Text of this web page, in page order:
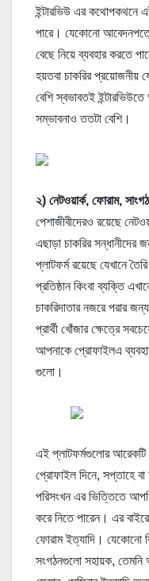
ইন্টারভিউ এর কথোপকথনে
পারে। যেকোনো
বেছে নিয়ে ব্যবহার করতে
হয়তবা চাকরির প্রয়োজনীয়
বেশি স্বভাবতই ইন্টারভিউতে
সম্ভাবনাও ততটা বেশি।
২) নেটওয়ার্ক, ফোরাম,
পেশাজীবীদেরও রয়েছে
এছাড়া চাকরির
প্লাটফর্ম রয়েছে যেখানে
প্রতিষ্ঠান কিংবা ব্যক্তি
চাকরিদাতার নজরে পরার
প্রার্থী খোঁজার ক্ষেত্রে
আপনাকে প্রোফাইলএ
গুলো।
এই প্লাটফর্মগুলোর আরেকটি
প্রোফাইল দিনে, সপ্তাহে
পরিসংখন এর ভিত্তিতে
করে নিতে পারেন। এর
ফোরাম ইত্যাদি। যেকোনো
সংগঠনগুলো সহায়ক,